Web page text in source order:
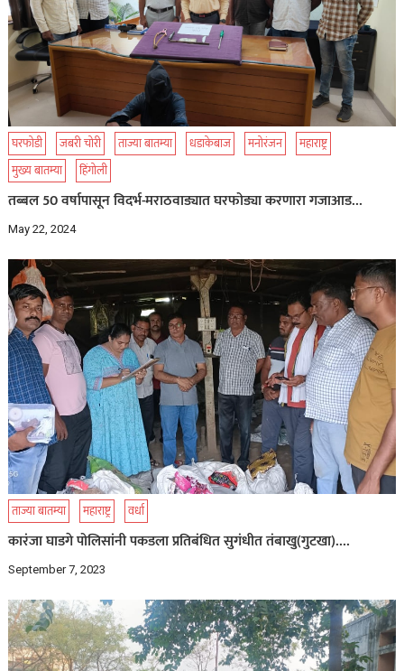
घरफोडी जबरी चोरी ताज्या बातम्या धडाकेबाज मनोरंजन
महाराष्ट्र
मुख्य बातम्या
हिंगोली
तब्बल 50 वर्षापासून विदर्भ-मराठवाड्यात घरफोड्या करणारा गजाआड…
May 22, 2024
ताज्या बातम्या महाराष्ट्र वर्धा
कारंजा घाडगे पोलिसांनी पकडला प्रतिबंधित सुगंधीत तंबाखु(गुटखा)….
September 7, 2023